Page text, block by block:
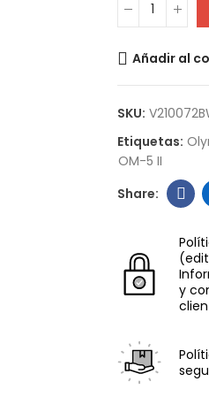
Añadir al
SKU:
Etiquetas:
OM-5 II
y